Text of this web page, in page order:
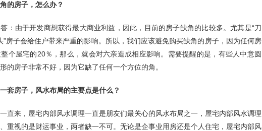
的房子，怎么办？
：由于开发商想获得最大商业利益，因此，目前的房子缺角的比较多。尤其是“刀
”房子会给住户带来严重的影响。所以，我们应该避免购买缺角的房子，因为任何房
个屋宅的20％，那么，就会对六亲造成相应影响。需要提醒的是，有些人中意圆
的房子非常不好，因为它缺了任何一个方位的角。
套房子，风水布局的主要点是什么？
直来，屋宅内部风水调理一直是朋友们最关心的风水布局之一，屋宅内部风水调理
、重视的是财运事业，两者缺一不可。无论是企事业用房还是个人住宅，屋宅内部风